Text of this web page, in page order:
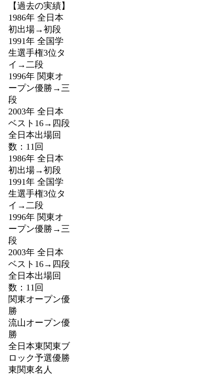
【過去の実績】
1986年 全日本
初出場→初段
1991年 全国学
生選手権3位タ
イ→二段
1996年 関東オ
ープン優勝→三
段
2003年 全日本
ベスト16→四段
全日本出場回
数：11回
1986年 全日本
初出場→初段
1991年 全国学
生選手権3位タ
イ→二段
1996年 関東オ
ープン優勝→三
段
2003年 全日本
ベスト16→四段
全日本出場回
数：11回
関東オープン優
勝
流山オープン優
勝
全日本東関東ブ
ロック予選優勝
東関東名人